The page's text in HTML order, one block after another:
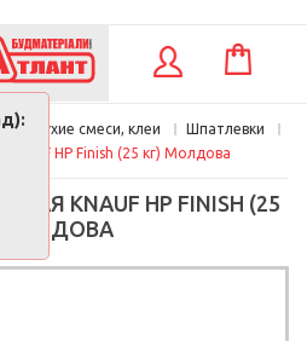
КОРЗИНА
Сухие смеси, клеи
Шпатлевки
HP Finish (25 кг) Молдова
KNAUF HP FINISH (25
МОЛДОВА